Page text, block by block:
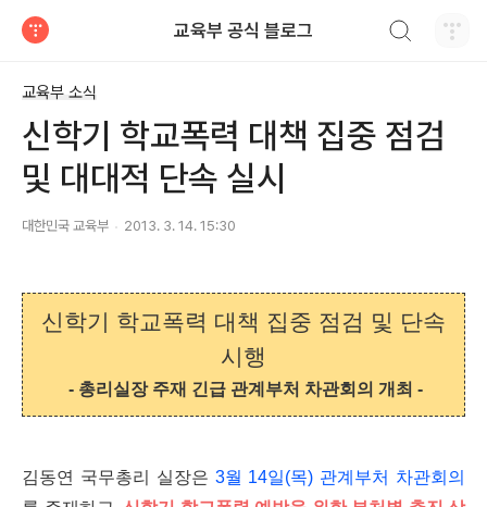
교육부 공식 블로그
교육부 소식
신학기 학교폭력 대책 집중 점검
및 대대적 단속 실시
대한민국 교육부 2013. 3. 14. 15:30
신학기 학교폭력 대책 집중 점검 및 단속
시행
- 총리실장 주재 긴급 관계부처 차관회의 개최 -
김동연 국무총리 실장은 3월 14일(목) 관계부처 차관회의